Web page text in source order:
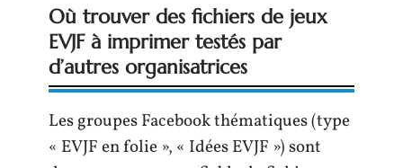
Où trouver des fichiers de jeux
EVJF à imprimer testés par
d’autres organisatrices
Les groupes Facebook thématiques (type
« EVJF en folie », « Idées EVJF ») sont